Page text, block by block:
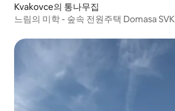
Kvakovce의 통나무집
느림의 미학 - 숲속 전원주택 Domasa SVK